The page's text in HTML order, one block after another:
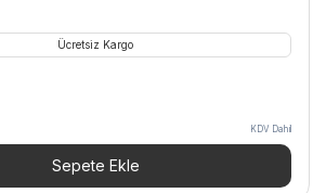
Ücretsiz Kargo
TL.
KDV Dahil
Sepete Ekle